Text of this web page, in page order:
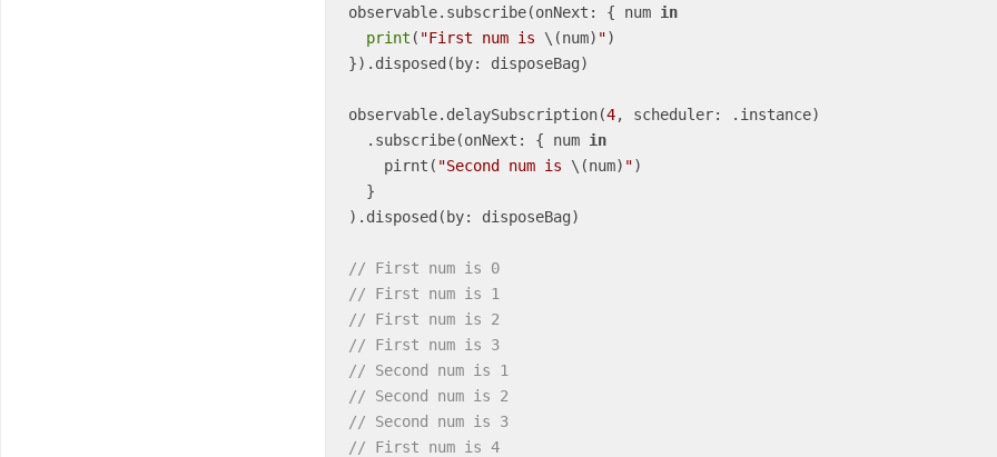
observable.subscribe(onNext: { num in
print ( "First num is \(num) ")
}).disposed(by: disposeBag)
observable.delaySubscription(4, scheduler: .instance)
  .subscribe(onNext: { num
in
    pirnt(
"Second num is \(num) ")
).disposed(by: disposeBag)
// First num is 0
// First num is 1
// First num is 2
// First num is 3
// Second num is 1
// Second num is 2
// Second num is 3
// First num is 4